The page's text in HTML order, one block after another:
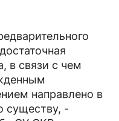
в связи с чем
направлено в
существу, -